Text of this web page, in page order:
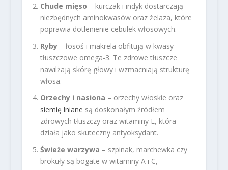
Chude mięso – kurczak i indyk dostarczają
niezbędnych aminokwasów oraz żelaza, które
poprawia dotlenienie cebulek włosowych.
Ryby– łosoś i makrela obfitują w kwasy
tłuszczowe omega-3. Te zdrowe tłuszcze
nawilżają skórę głowy i wzmacniają strukturę
włosa.
Orzechy i nasiona – orzechy włoskie oraz
siemię lniane są doskonałym źródłem
zdrowych tłuszczy oraz witaminy E, która
działa jako skuteczny antyoksydant.
Świeże warzywa – szpinak, marchewka czy
brokuły są bogate w witaminy A i C,